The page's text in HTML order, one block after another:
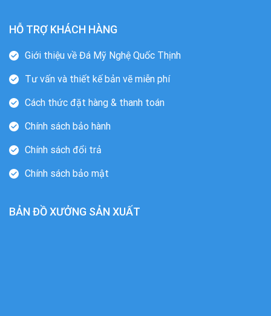
HỖ TRỢ KHÁCH HÀNG
Giới thiệu về Đá Mỹ Nghệ Quốc Thịnh
Tư vấn và thiết kế bản vẽ miễn phí
Cách thức đặt hàng & thanh toán
Chính sách bảo hành
Chính sách đổi trả
Chính sách bảo mật
BẢN ĐỒ XƯỞNG SẢN XUẤT